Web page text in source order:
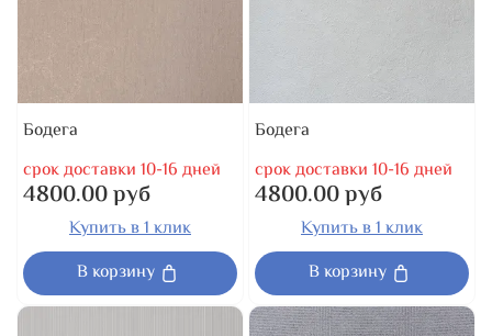
Бодега
срок доставки 10-16 дней
4800.00 руб
Купить в 1 клик
В корзину
Бодега
срок доставки 10-16 дней
4800.00 руб
Купить в 1 клик
В корзину